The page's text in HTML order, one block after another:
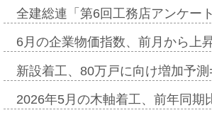
全建総連「第6回工務店アンケー
6月の企業物価指数、前月から
新設着工、80万戸に向け増加予
2026年5月の木軸着工、前年同